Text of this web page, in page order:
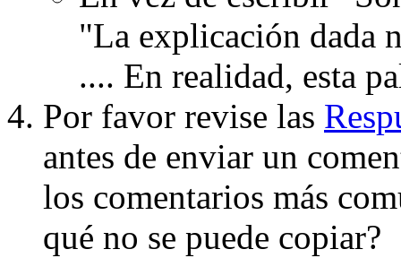
"La explicación dada
.... En realidad, esta
Por favor revise las
antes de enviar un
los comentarios más
qué no se puede copiar?